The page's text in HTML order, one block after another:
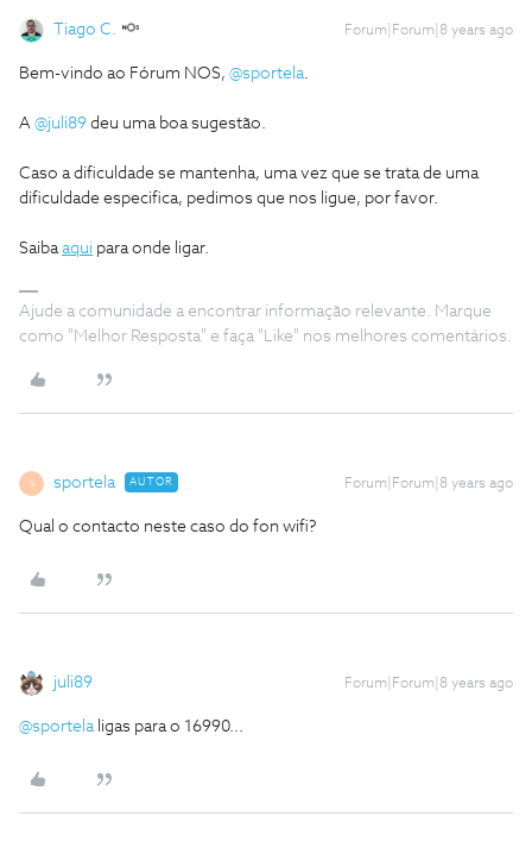
Tiago C. Forum|Forum|8 years ago
Bem-vindo ao Fórum NOS, @sportela.
A @juli89 deu uma boa sugestão.
Caso a dificuldade se mantenha, uma vez que se trata de uma
dificuldade especifica, pedimos que nos ligue, por favor.
Saibaaqui para onde ligar.
Ajude a comunidade a encontrar informação relevante. Marque
como "Melhor Resposta" e faça "Like" nos melhores comentários.
S sportela AUTOR Forum|Forum|8 years ago
Qual o contacto neste caso do fon wifi?
juli89 Forum|Forum|8 years ago
@sportelaligas para o 16990...